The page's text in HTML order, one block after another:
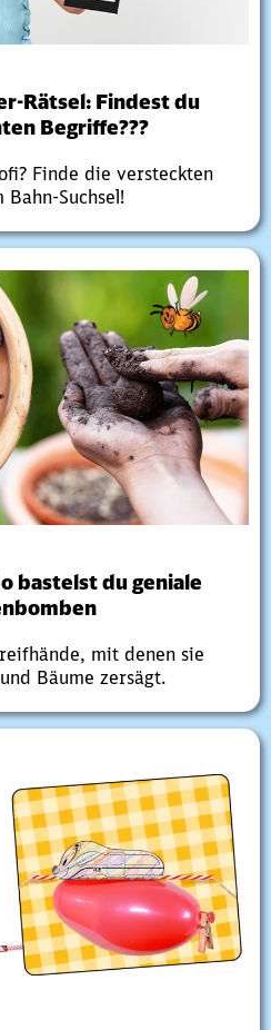
Rätsel: Findest du
Begriffe???
Finde die versteckten
Suchsel!
bastelst du geniale
mit denen sie
Bäume zersägt.